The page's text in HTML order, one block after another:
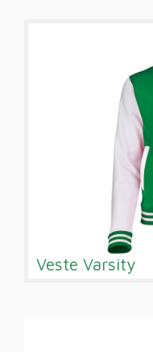
Veste Varsity